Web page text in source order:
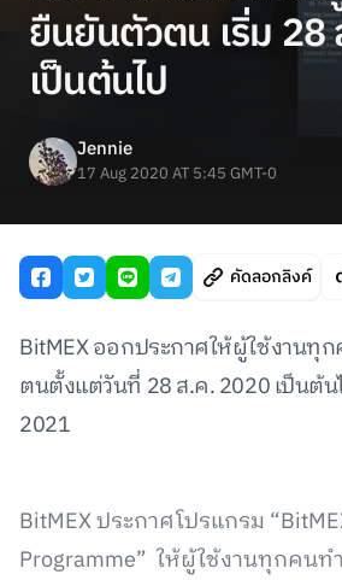
ยืนยันตัวตน เริ่ม
เป็นต้นไป
Jennie
17 Aug 2020 AT 5:45 GMT-0
คัดลอกลิงค์
BitMEX ออกประกาศให้ผู้ใช้งานทุ
ตนตั้งแต่วันที่ 28 ส.ค. 2020 เป็นต้
2021
BitMEX ประกาศโปรแกรม
Programme” ให้ผู้ใช้งานทุกคน